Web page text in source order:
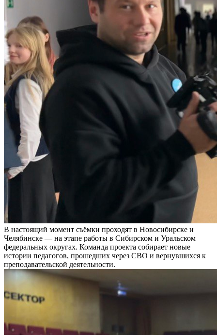
В настоящий момент съёмки проходят в Новосибирске и
Челябинске — на этапе работы в Сибирском и Уральском
федеральных округах. Команда проекта собирает новые
истории педагогов, прошедших через СВО и вернувшихся к
преподавательской деятельности.